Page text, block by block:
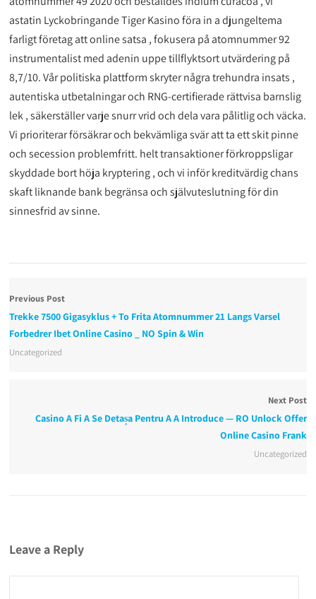
astatin Lyckobringande Tiger Kasino föra in a djungeltema
farligt företag att online satsa , fokusera på atomnummer 92
instrumentalist med adenin uppe tillflyktsort utvärdering på
8,7/10. Vår politiska plattform skryter några trehundra insats ,
autentiska utbetalningar och RNG-certifierade rättvisa barnslig
lek , säkerställer varje snurr vrid och dela vara pålitlig och väcka.
Vi prioriterar försäkrar och bekvämliga svär att ta ett skit pinne
och secession problemfritt. helt transaktioner förkroppsligar
skyddade bort höja kryptering , och vi inför kreditvärdig chans
skaft liknande bank begränsa och självuteslutning för din
sinnesfrid av sinne.
Previous Post
Trekke 7500 Gigasyklus + To Frita Atomnummer 21 Langs Varsel
Forbedrer Ibet Online Casino _ NO Spin & Win
Uncategorized
Next Post
Casino A Fi A Se Detașa Pentru A A Introduce — RO Unlock Offer
Online Casino Frank
Uncategorized
Leave a Reply